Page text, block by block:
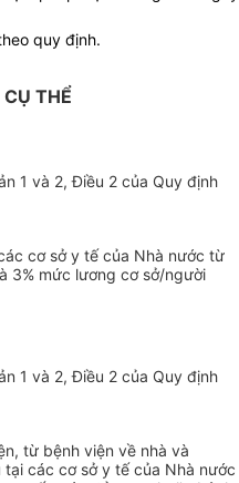
quy định.
THỂ
1 và 2, Điều 2 của Quy định
cơ sở y tế của Nhà nước từ
3% mức lương cơ sở/người
1 và 2, Điều 2 của Quy định
từ bệnh viện về nhà và
các cơ sở y tế của Nhà nước